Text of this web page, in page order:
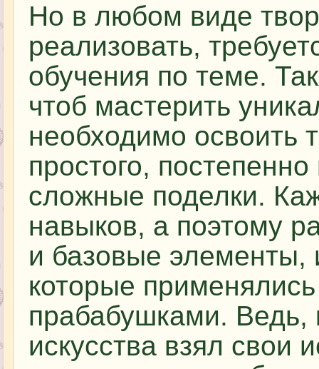
Но в любом виде
реализовать,
обучения по теме.
чтоб мастерить
необходимо освоить
простого,
сложные поделки.
навыков, а поэтому
и базовые элементы,
которые
прабабушками. Ведь,
искусства взял свои